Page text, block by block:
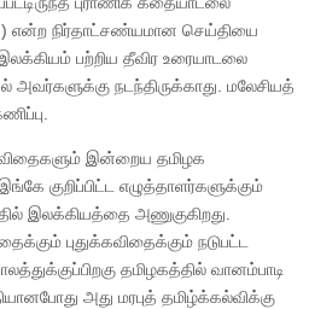
என்ற நிர்தாட்சண்யமான செய்தியை
பற்றிய தீவிர உரையாடலை
நடந்திருக்காது. மலேசியத்
இன்றைய தமிழக
குறிப்பிட்ட எழுத்தாளர்களுக்கும்
இலக்கியத்தை அணுகுகிறது.
புதுக்கவிதைக்கும் நடுபட்ட
தமிழகத்தில் வானம்பாடி
அது மரபுத் தமிழ்க்கல்விக்கு